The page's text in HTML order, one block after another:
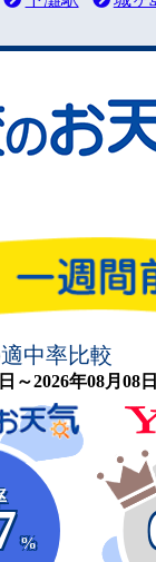
中率比較
～2026年08月08
%